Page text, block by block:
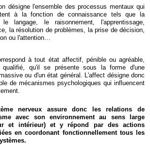
désigne l'ensemble des processus mentaux qui
à la fonction de connaissance tels que la
le langage, le raisonnement, l'apprentissage,
la résolution de problèmes, la prise de décision,
ou l'attention…
à tout état affectif, pénible ou agréable,
qualifié, qu'il se présente sous la forme d'une
ou d'un état général. L'affect désigne donc
de mécanismes psychologiques qui influencent
nerveux assure donc les relations de
avec son environnement au sens large
et intérieur) et y répond par des actions
en coordonant fonctionnellement tous les